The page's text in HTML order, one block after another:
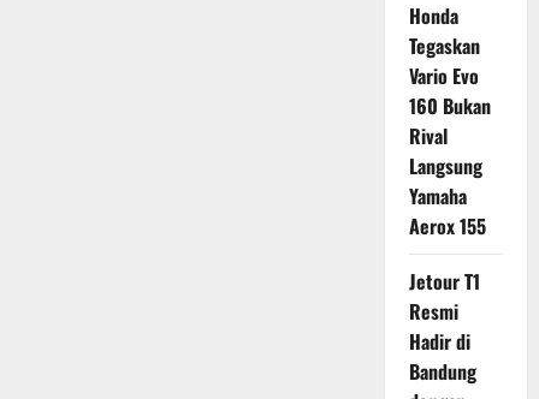
Honda
Tegaskan
Vario Evo
160 Bukan
Rival
Langsung
Yamaha
Aerox 155
Jetour T1
Resmi
Hadir di
Bandung